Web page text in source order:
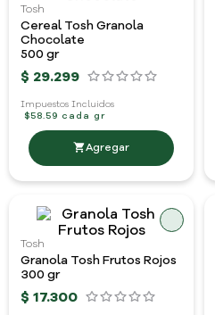
Tosh
Cereal Tosh Granola
Chocolate
500 gr
$ 29.299
Impuestos Incluidos
$58.59 cada gr
Tosh
Granola Tosh Frutos Rojos
300 gr
$ 17.300